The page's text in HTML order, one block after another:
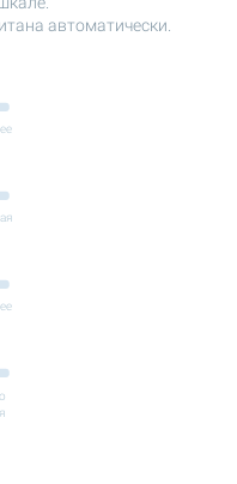
автоматически.